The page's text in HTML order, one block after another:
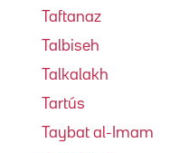
Taftanaz
Talbiseh
Talkalakh
Tartús
Taybat al-Imam